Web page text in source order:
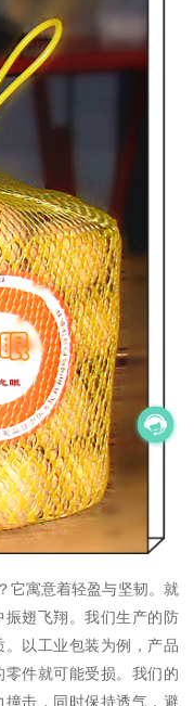
它寓意着轻盈与坚韧。就
翅飞翔。我们生产的防
以工业包装为例，产品
件就可能受损。我们的
击，同时保持透气，避